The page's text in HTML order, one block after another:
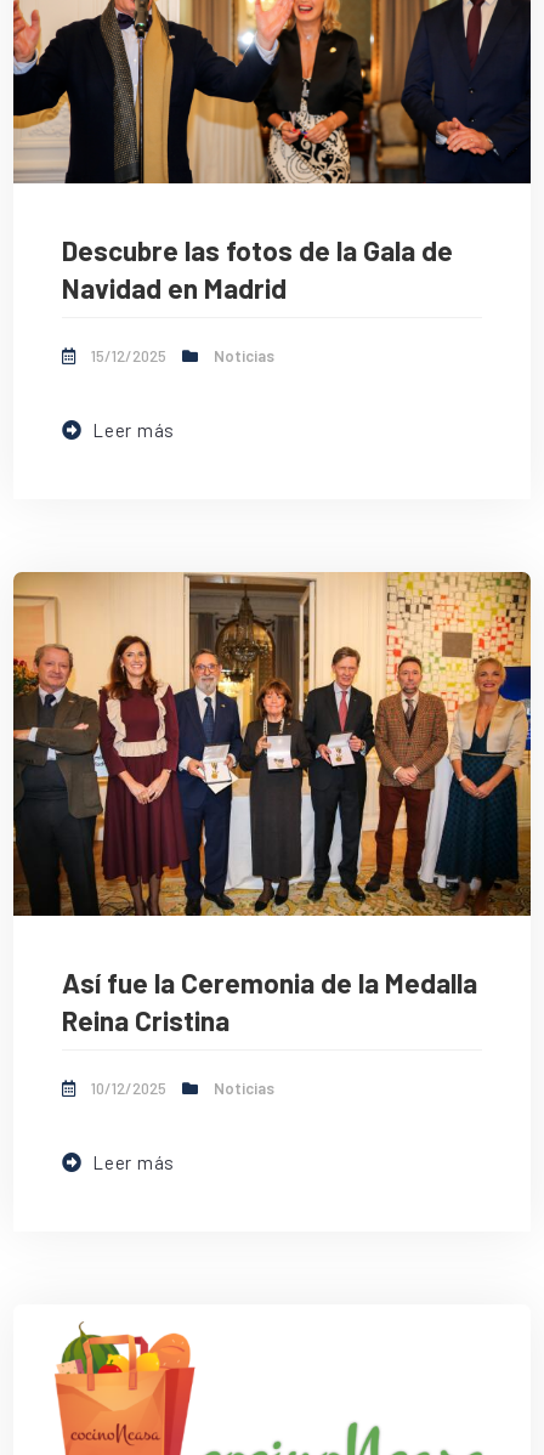
Descubre las fotos de la Gala de
Navidad en Madrid
15/12/2025 Noticias
Leer más
Así fue la Ceremonia de la Medalla
Reina Cristina
10/12/2025 Noticias
Leer más